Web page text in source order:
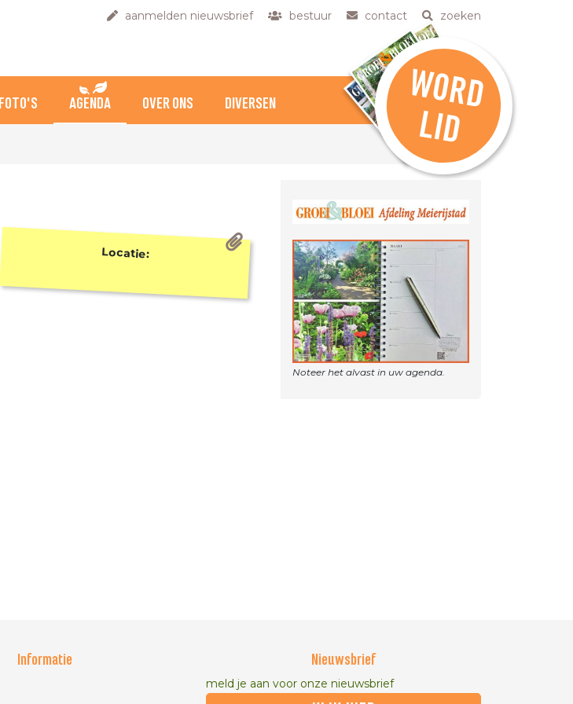
aanmelden nieuwsbrief bestuur contact zoeken
FOTO'S AGENDA OVER ONS DIVERSEN W
O
R
D
L
ID
Locatie:
Informatie Nieuwsbrief
meld je aan voor onze nieuwsbrief